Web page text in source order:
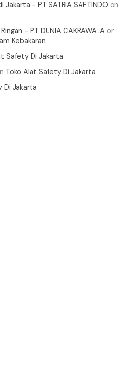
Jakarta - PT SATRIA SAFTINDO on
- PT DUNIA CAKRAWALA on
Kebakaran
Safety Di Jakarta
Toko Alat Safety Di Jakarta
Di Jakarta